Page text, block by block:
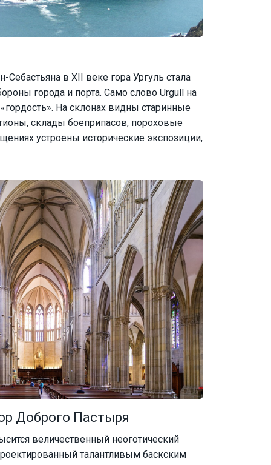
Себастьяна в XII веке гора Ургуль стала
города и порта. Само слово Urgull на
На склонах видны старинные
склады боеприпасов, пороховые
устроены исторические экспозиции,
Доброго Пастыря
величественный неоготический
талантливым баскским